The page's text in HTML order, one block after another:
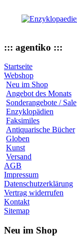
::: agentiko :::
Startseite
Webshop
Neu im Shop
Angebot des Monats
Sonderangebote / Sale
Enzyklopädien
Faksimiles
Antiquarische Bücher
Globen
Kunst
Versand
AGB
Impressum
Datenschutzerklärung
Vertrag widerrufen
Kontakt
Sitemap
Neu im Shop